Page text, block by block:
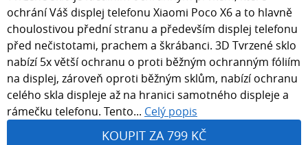
ochrání Váš displej telefonu Xiaomi Poco X6 a to hlavně
choulostivou přední stranu a především displej telefonu
před nečistotami, prachem a škrábanci. 3D Tvrzené sklo
nabízí 5x větší ochranu o proti běžným ochranným fóliím
na displej, zároveň oproti běžným sklům, nabízí ochranu
celého skla displeje až na hranici samotného displeje a
rámečku telefonu. Tento... Celý popis
KOUPIT ZA 799 KČ